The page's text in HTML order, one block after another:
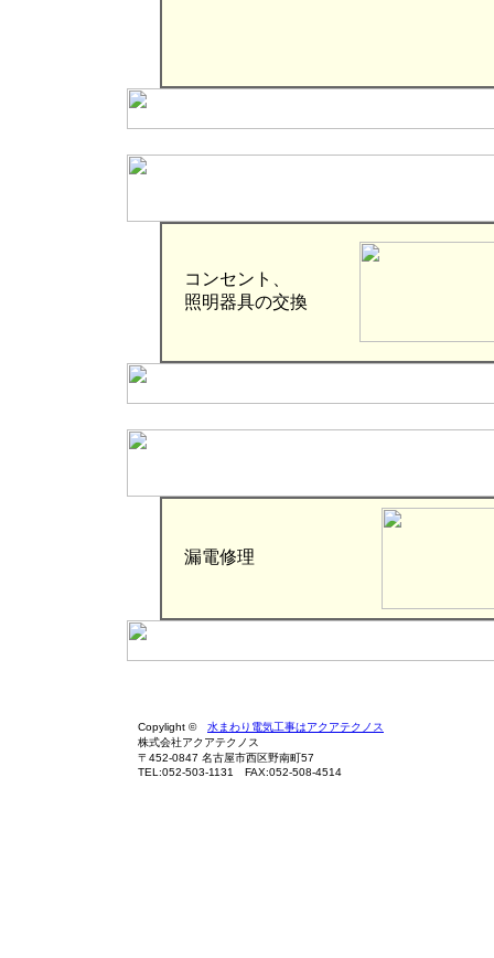
コンセント、
照明器具の交換
漏電修理
Copylight © 水まわり電気工事はアクアテクノス
株式会社アクアテクノス
〒452-0847 名古屋市西区野南町57
TEL:052-503-1131 FAX:052-508-4514